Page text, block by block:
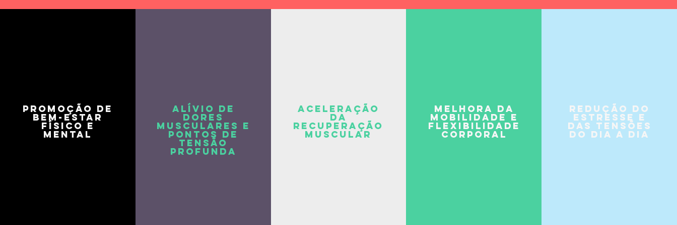
Promoção de
bem-estar
físico e
mental
Alívio de
dores
musculares e
pontos de
tensão
profunda
Aceleração
da
recuperação
muscular
Melhora da
mobilidade e
flexibilidade
corporal
Redução do
estresse e
das tensões
do dia a dia